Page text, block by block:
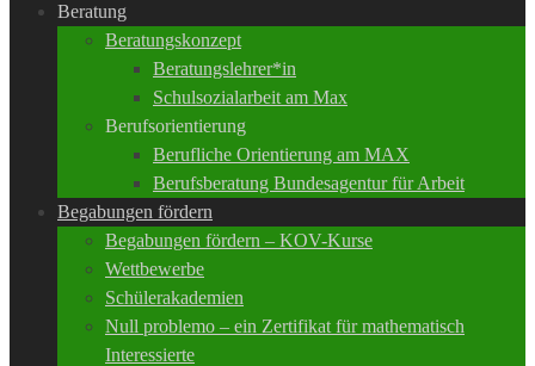
Beratung
Beratungskonzept
Beratungslehrer*in
Schulsozialarbeit am Max
Berufsorientierung
Berufliche Orientierung am MAX
Berufsberatung Bundesagentur für Arbeit
Begabungen fördern
Begabungen fördern – KOV-Kurse
Wettbewerbe
Schülerakademien
Null problemo – ein Zertifikat für mathematisch
Interessierte